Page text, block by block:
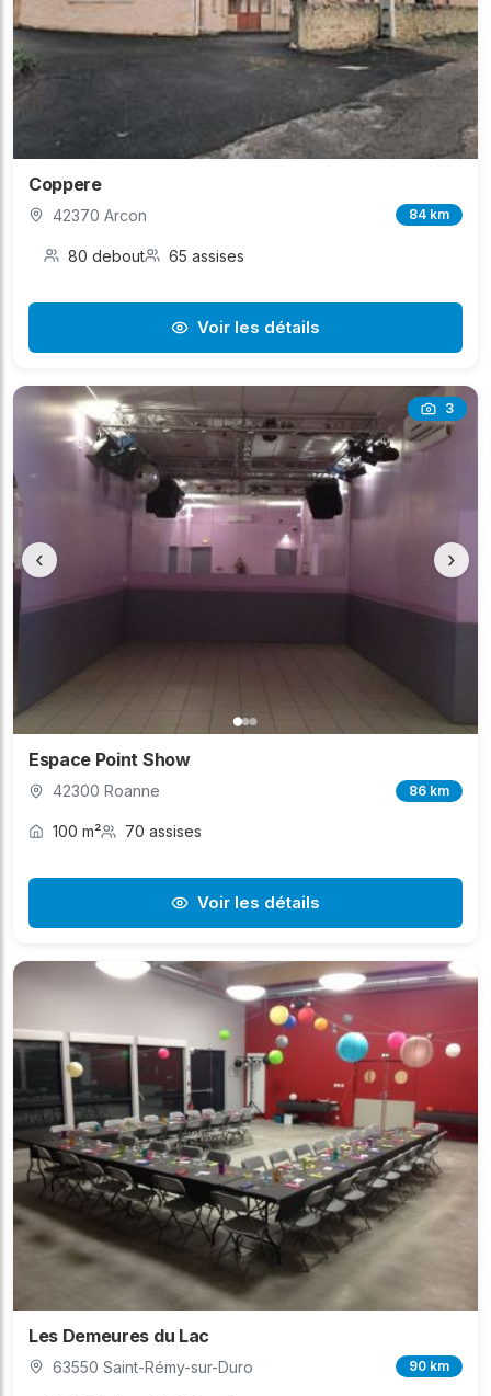
Coppere
42370 Arcon 84 km
80 debout 65 assises
Voir les détails
3
‹ ›
Espace Point Show
42300 Roanne 86 km
100 m² 70 assises
Voir les détails
Les Demeures du Lac
63550 Saint-Rémy-sur-Duro 90 km